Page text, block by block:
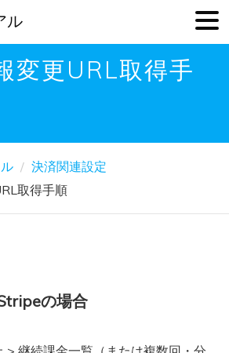
変更URL取得手
決済関連設定
取得手順
の場合
ル